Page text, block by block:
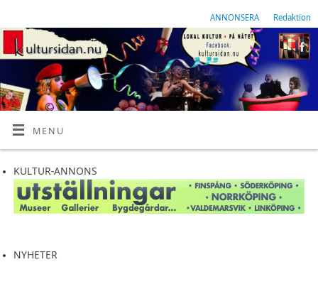
ANNONSERA Redaktion
MENU
KULTUR-ANNONS
NYHETER